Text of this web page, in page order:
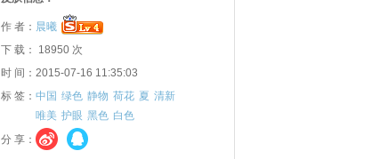
作 者： 晨曦
下 载： 18950 次
时 间：2015-07-16 11:35:03
标 签： 中国 绿色 静物 荷花 夏 清新
唯美 护眼 黑色 白色
分 享：